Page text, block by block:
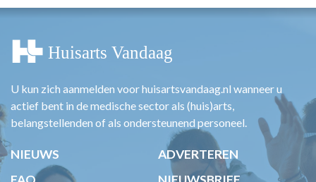
U kun zich aanmelden voor huisartsvandaag.nl wanneer u
actief bent in de medische sector als (huis)arts,
belangstellenden of als ondersteunend personeel.
NIEUWS
ADVERTEREN